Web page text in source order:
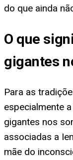
do que ainda
O que
gigantes
Para as
especialmente
gigantes nos
associadas a
mãe do